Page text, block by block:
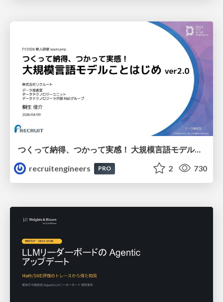
つくって納得、つかって実感！ 大規模言語モデルことはじめ ver2.0
recruitengineers
PRO 2 730